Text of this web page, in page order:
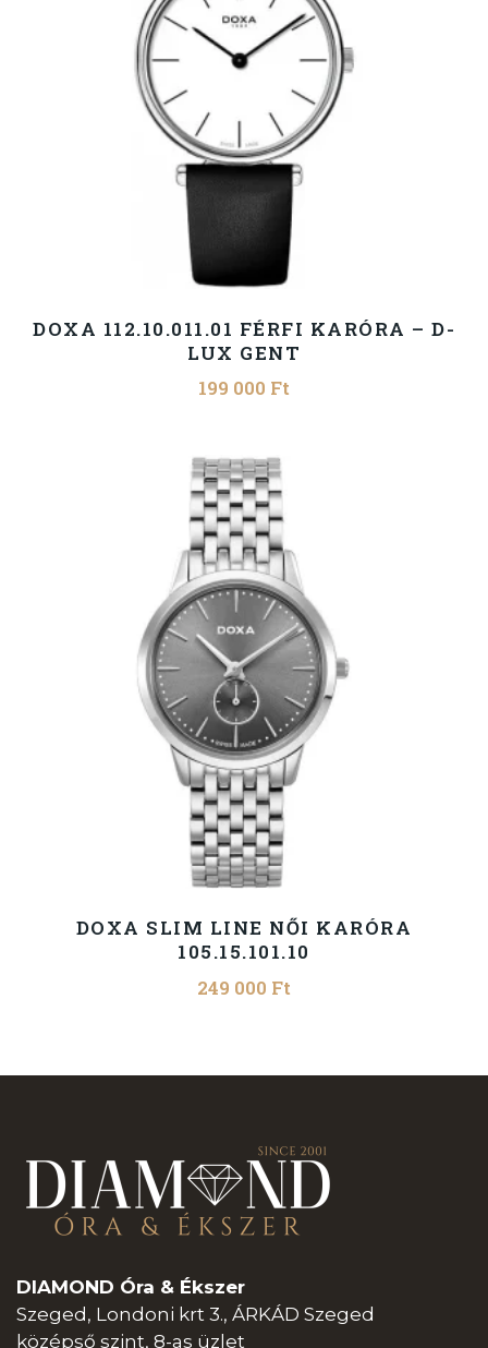
DOXA 112.10.011.01 FÉRFI KARÓRA – D-
LUX GENT
199 000 Ft
DOXA SLIM LINE NŐI KARÓRA
105.15.101.10
249 000 Ft
DIAMOND Óra & Ékszer
Szeged, Londoni krt 3., ÁRKÁD Szeged
középső szint, 8-as üzlet